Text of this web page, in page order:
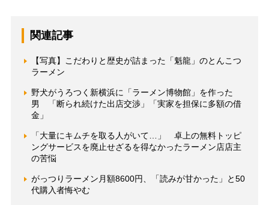
関連記事
【写真】こだわりと歴史が詰まった「魁龍」のとんこつ
ラーメン
野犬がうろつく新横浜に「ラーメン博物館」を作った
男 「断られ続けた出店交渉」「実家を担保に多額の借
金」
「大量にキムチを取る人がいて…」 卓上の無料トッピ
ングサービスを廃止せざるを得なかったラーメン店店主
の苦悩
がっつりラーメン月額8600円、「読みが甘かった」と50
代購入者悔やむ